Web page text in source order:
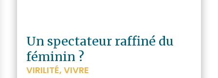
Un spectateur raffiné du
féminin ?
VIRILITÉ, VIVRE